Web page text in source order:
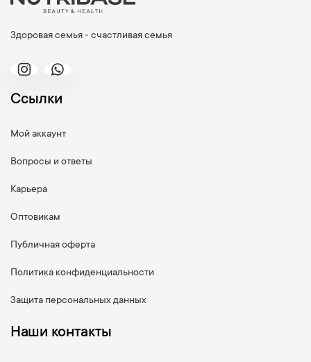
Здоровая семья - счастливая семья
Ссылки
Мой аккаунт
Вопросы и ответы
Карьера
Оптовикам
Публичная оферта
Политика конфиденциальности
Защита персональных данных
Наши контакты